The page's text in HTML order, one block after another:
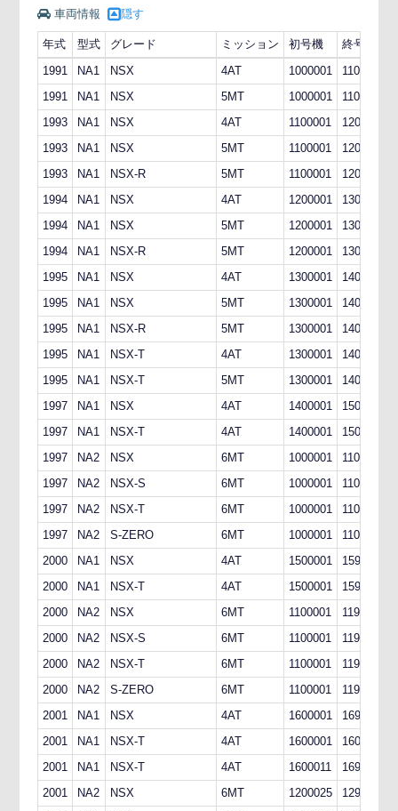
車両情報 隠す
年式 型式 グレード ミッション 初号機
終号機
1991
NA1 NSX 4AT 1000001
1100000
1991
NA1 NSX 5MT 1000001
1100000
1993
NA1 NSX 4AT 1100001
1200000
1993
NA1 NSX 5MT 1100001
1200000
1993
NA1 NSX-R 5MT 1100001
1200000
1994
NA1 NSX 4AT 1200001
1300000
1994
NA1 NSX 5MT 1200001
1300000
1994
NA1 NSX-R 5MT 1200001
1300000
1995
NA1 NSX 4AT 1300001
1400000
1995
NA1 NSX 5MT 1300001
1400000
1995
NA1 NSX-R 5MT 1300001
1400000
1995
NA1 NSX-T 4AT 1300001
1400000
1995
NA1 NSX-T 5MT 1300001
1400000
1997
NA1 NSX 4AT 1400001
1500000
1997
NA1 NSX-T 4AT 1400001
1500000
1997
NA2 NSX 6MT 1000001
1100000
1997
NA2 NSX-S 6MT 1000001
1100000
1997
NA2 NSX-T 6MT 1000001
1100000
1997
NA2 S-ZERO 6MT 1000001
1100000
2000
NA1 NSX 4AT 1500001
1599999
2000
NA1 NSX-T 4AT 1500001
1599999
2000
NA2 NSX 6MT 1100001
1199999
2000
NA2 NSX-S 6MT 1100001
1199999
2000
NA2 NSX-T 6MT 1100001
1199999
2000
NA2 S-ZERO 6MT 1100001
1199999
2001
NA1 NSX 4AT 1600001
1699999
2001
NA1 NSX-T 4AT 1600001
1600010
2001
NA1 NSX-T 4AT 1600011
1699999
2001
NA2 NSX 6MT 1200025
1299999